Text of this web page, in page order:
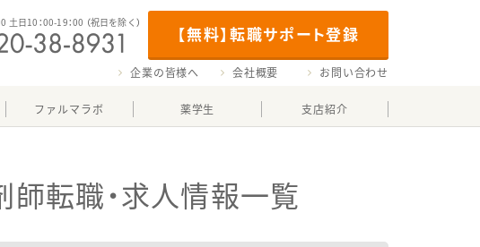
【無料】転職サポート登録
土日10：00-19：00 （祝日を除く）
企業の皆様へ 会社概要 お問い合わせ
ファルマラボ 薬学生 支店紹介
師転職・求人情報一覧